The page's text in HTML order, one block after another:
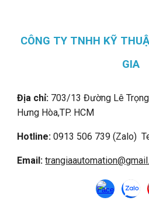
CÔNG TY TNHH KỸ
GIA
Địa chỉ: 703/13 Đường Lê
Hưng Hòa,TP. HCM
Hotline: 0913 506 739 (Zalo)
Email: